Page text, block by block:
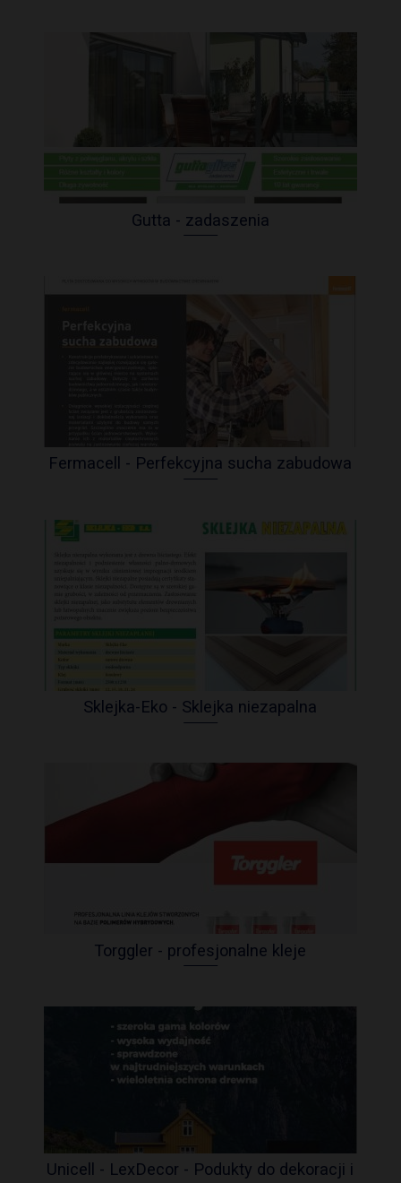
Gutta - zadaszenia
Fermacell - Perfekcyjna sucha zabudowa
Sklejka-Eko - Sklejka niezapalna
Torggler - profesjonalne kleje
Unicell - LexDecor - Podukty do dekoracji i